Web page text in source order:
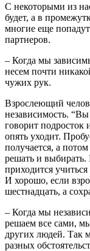
С некоторыми из
будет, а в
многие еще
партнеров.
– Когда мы
несем почти
чужих рук.
Взрослеющий
независимость.
говорит подросток
опять уходит.
получается, а
решать и выбирать.
приходится учиться
И хорошо, если
шестнадцать, а
– Когда мы
решаем все сами,
других людей. Так
разных